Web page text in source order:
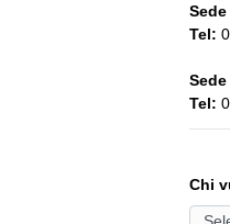
Tel:
Tel:
Chi